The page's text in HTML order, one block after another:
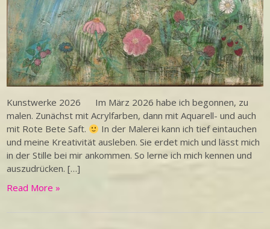
Kunstwerke 2026 Im März 2026 habe ich begonnen, zu
malen. Zunächst mit Acrylfarben, dann mit Aquarell- und auch
mit Rote Bete Saft.
In der Malerei kann ich tief eintauchen
und meine Kreativität ausleben. Sie erdet mich und lässt mich
in der Stille bei mir ankommen. So lerne ich mich kennen und
auszudrücken. […]
Read More »